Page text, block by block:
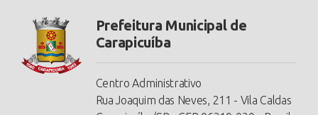
Prefeitura Municipal de
Carapicuíba
Centro Administrativo
Rua Joaquim das Neves, 211 - Vila Caldas